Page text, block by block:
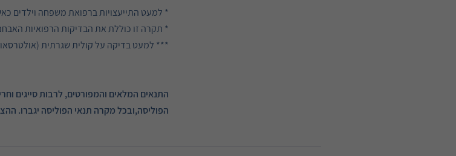
* למעט התייעצויות ברפואת משפחה וילדים
* תקרה זו כוללת את הבדיקות הרפואיות
*** למעט בדיקה על קולית שגרתית
התנאים המלאים והמפורטים, לרבות סייגים
הפוליסה,ובכל מקרה תנאי הפוליסה יגברו.